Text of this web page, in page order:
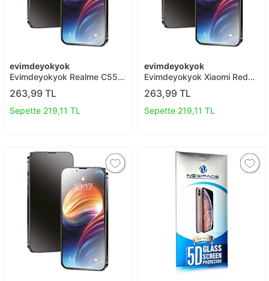
evimdeyokyok
Evimdeyokyok Realme C55
3d Antistatik Mat Seramik
Nano Ekran Koruyucu T20
263,99 TL
Sepette 219,11 TL
evimdeyokyok
Evimdeyokyok Xiaomi Redmi
10c 3d Antistatik Mat
Seramik Nano Ekran
Koruyucu T20
263,99 TL
Sepette 219,11 TL